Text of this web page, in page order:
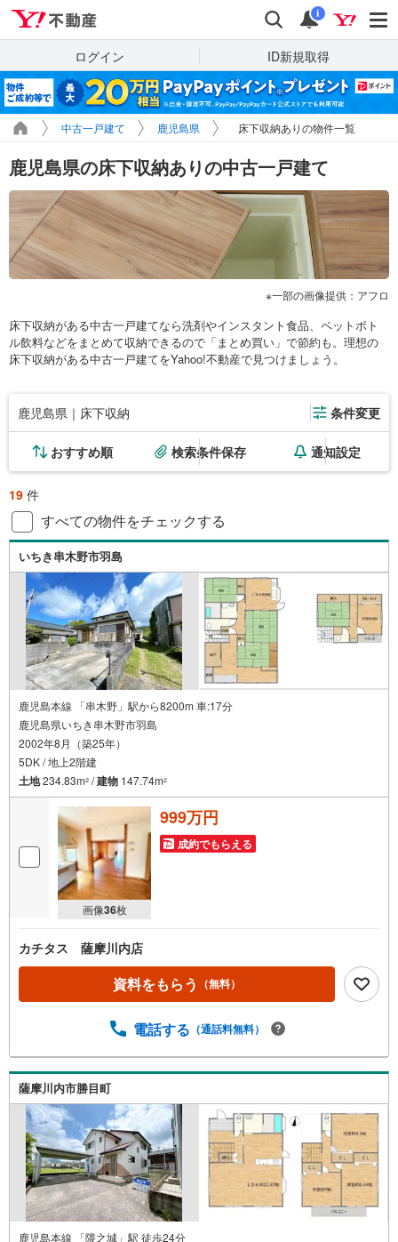
検索 通知
i
ログイン ID新規取得
中古一戸建て 鹿児島県 床下収納ありの物件一覧
鹿児島県の床下収納ありの中古一戸建て
一部の画像提供：アフロ
床下収納がある中古一戸建てなら洗剤やインスタント食品、ペットボト
ル飲料などをまとめて収納できるので「まとめ買い」で節約も。理想の
床下収納がある中古一戸建てをYahoo!不動産で見つけましょう。
鹿児島県｜床下収納 条件変更
おすすめ順 検索条件保存 通知設定
19 件
すべての物件をチェックする
いちき串木野市羽島
鹿児島本線 「串木野」駅から8200m 車:17分
鹿児島県いちき串木野市羽島
2002年8月（築25年）
5DK / 地上2階建
土地234.83m2 /建物 147.74m2
画像36枚
999万円
成約でもらえる
カチタス 薩摩川内店
資料をもらう （無料）
電話する （通話料無料）
薩摩川内市勝目町
鹿児島本線 「隈之城」駅 徒歩24分